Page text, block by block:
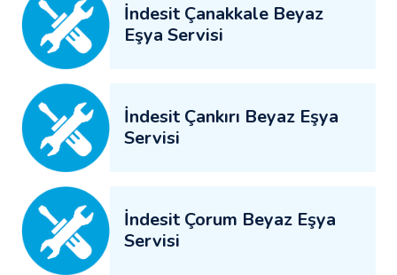
İndesit Çanakkale Beyaz
Eşya Servisi
İndesit Çankırı Beyaz Eşya
Servisi
İndesit Çorum Beyaz Eşya
Servisi